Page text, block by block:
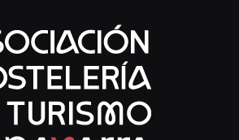
Chatbot Hostelería Navarra
En línea